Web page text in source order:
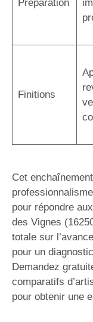
Préparation
Finitions
Cet
pour répondre
des Vignes
totale sur
pour un
Demandez
comparatifs
pour obtenir une